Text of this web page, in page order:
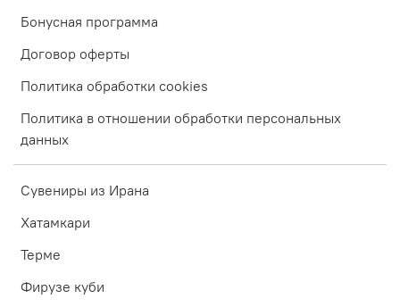
Бонусная программа
Договор оферты
Политика обработки cookies
Политика в отношении обработки персональных
данных
Сувениры из Ирана
Хатамкари
Терме
Фирузе куби